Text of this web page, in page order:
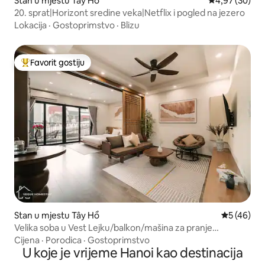
20. sprat|Horizont sredine veka|Netflix i pogled na jezero
Lokacija · Gostoprimstvo · Blizu
Glavni favorit gostiju
Favorit gostiju
Stan u mjestu Tây Hồ prosječna
5 (46)
Velika soba u Vest Lejku/balkon/mašina za pranje
veša/kuhinja/lift 6.1
Cijena · Porodica · Gostoprimstvo
U koje je vrijeme Hanoi kao destinacija